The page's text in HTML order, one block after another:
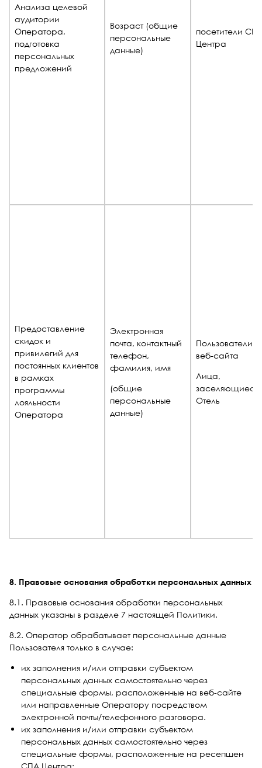
Анализа целевой
аудитории
Оператора,
подготовка
персональных
предложений
Возраст (общие
персональные
данные)
посетители
Центра
Предоставление
скидок и
привилегий для
постоянных клиентов
в рамках
программы
лояльности
Оператора
Электронная
почта, контактный
телефон,
фамилия, имя
(общие
персональные
данные)
Пользователи
веб-сайта
Лица,
заселяющиеся
Отель
8. Правовые основания обработки персональных данных
8.1. Правовые основания обработки персональных
данных указаны в разделе 7 настоящей Политики.
8.2. Оператор обрабатывает персональные данные
Пользователя только в случае:
их заполнения и/или отправки субъектом
персональных данных самостоятельно через
специальные формы, расположенные на веб-сайте
или направленные Оператору посредством
электронной почты/телефонного разговора.
их заполнения и/или отправки субъектом
персональных данных самостоятельно через
специальные формы, расположенные на ресепшен
СПА Центра;